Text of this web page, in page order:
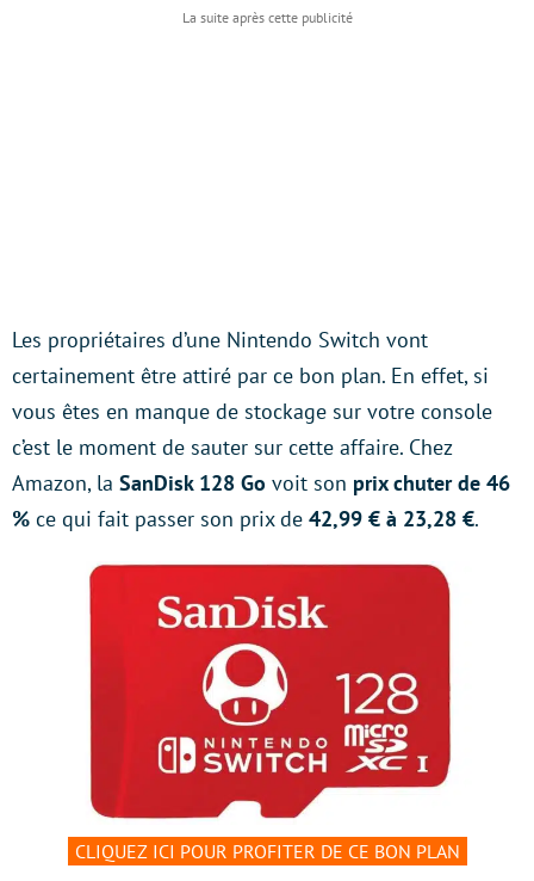
Les propriétaires d’une Nintendo Switch vont
certainement être attiré par ce bon plan. En effet, si
vous êtes en manque de stockage sur votre console
c’est le moment de sauter sur cette affaire. Chez
Amazon, la SanDisk 128 Go voit son prix chuter de 46
% ce qui fait passer son prix de 42,99 € à 23,28 €.
CLIQUEZ ICI POUR PROFITER DE CE BON PLAN